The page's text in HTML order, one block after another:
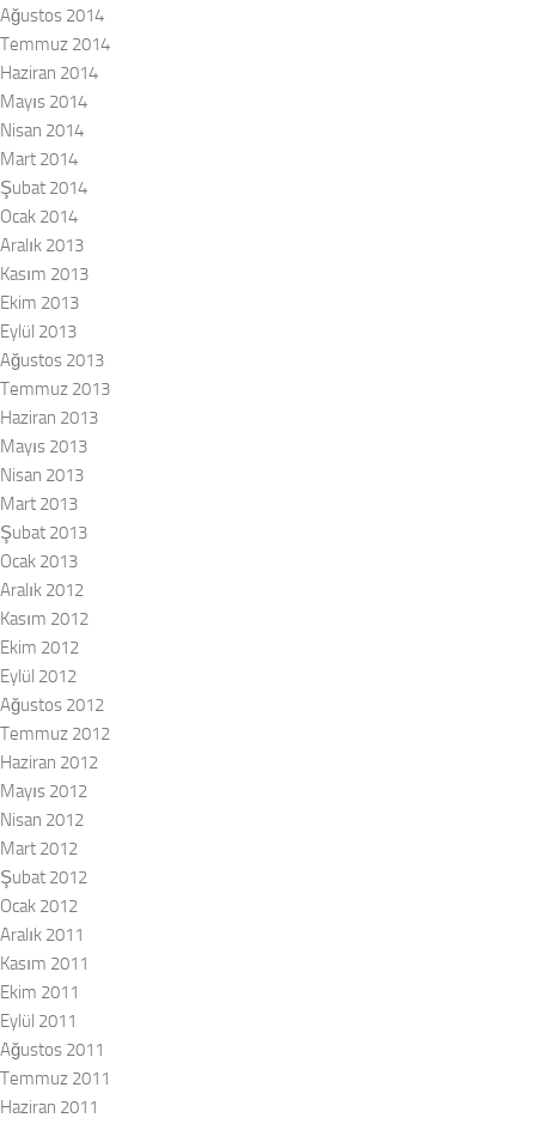
Ağustos 2014
Temmuz 2014
Haziran 2014
Mayıs 2014
Nisan 2014
Mart 2014
Şubat 2014
Ocak 2014
Aralık 2013
Kasım 2013
Ekim 2013
Eylül 2013
Ağustos 2013
Temmuz 2013
Haziran 2013
Mayıs 2013
Nisan 2013
Mart 2013
Şubat 2013
Ocak 2013
Aralık 2012
Kasım 2012
Ekim 2012
Eylül 2012
Ağustos 2012
Temmuz 2012
Haziran 2012
Mayıs 2012
Nisan 2012
Mart 2012
Şubat 2012
Ocak 2012
Aralık 2011
Kasım 2011
Ekim 2011
Eylül 2011
Ağustos 2011
Temmuz 2011
Haziran 2011